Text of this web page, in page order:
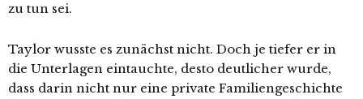
zu tun sei.
Taylor wuss­te es zunächst nicht. Doch je tie­fer er in
die Unterlagen ein­tauch­te, des­to deut­li­cher wur­de,
dass dar­in nicht nur eine pri­va­te Familiengeschichte